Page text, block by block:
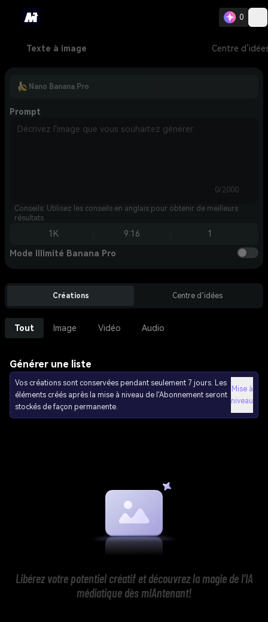
0
Texte à image Centre
Nano Banana Pro
Prompt
0/2000
Conseils: Utilisez les conseils en anglais pour obtenir de meilleurs
résultats.
1K 9:16 1
Mode Illimité Banana Pro
Créations Centre d’idées
Tout Image Vidéo Audio
Générer une liste
Vos créations sont conservées pendant seulement 7 jours. Les
éléments créés après la mise à niveau de l'Abonnement seront
stockés de façon permanente.
Mise à
niveau
Libérez votre potentiel créatif et découvrez la magie de l'IA
médiatique dès mIAntenant!